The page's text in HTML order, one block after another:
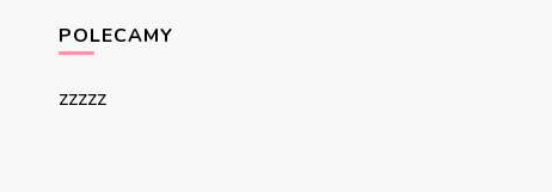
POLECAMY
zzzzz